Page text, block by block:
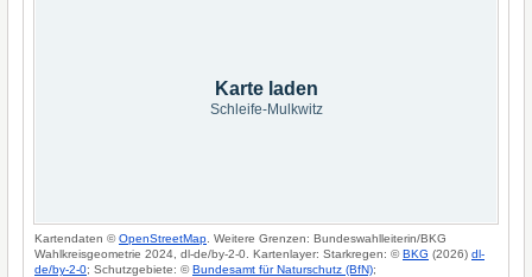
Karte laden
Schleife-Mulkwitz
Kartendaten ©OpenStreetMap . Weitere Grenzen: Bundeswahlleiterin/BKG
Wahlkreisgeometrie 2024, dl-de/by-2-0. Kartenlayer: Starkregen: ©BKG (2026) dl-
de/by-2-0; Schutzgebiete: ©Bundesamt für Naturschutz (BfN);